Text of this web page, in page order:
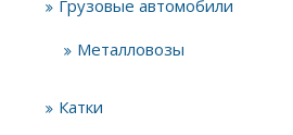
Грузовые автомобили
Металловозы
Катки